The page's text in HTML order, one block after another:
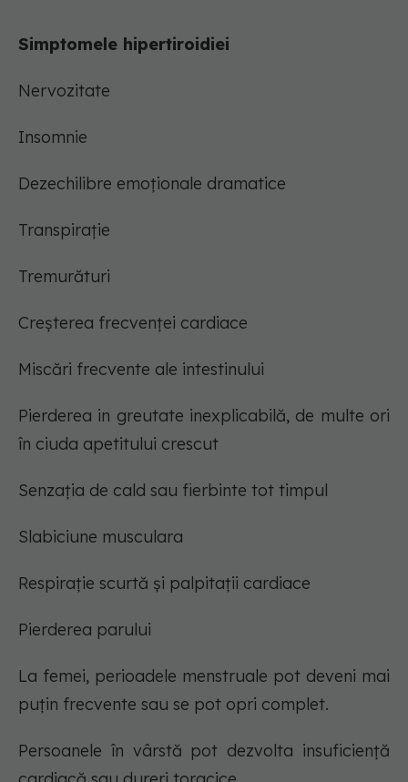
Simptomele hipertiroidiei
Nervozitate
Insomnie
Dezechilibre emoționale dramatice
Transpiraţie
Tremurături
Creșterea frecvenței cardiace
Miscări frecvente ale intestinului
Pierderea in greutate inexplicabilă, de multe ori
în ciuda apetitului crescut
Senzația de cald sau fierbinte tot timpul
Slabiciune musculara
Respirație scurtă și palpitații cardiace
Pierderea parului
La femei, perioadele menstruale pot deveni mai
puțin frecvente sau se pot opri complet.
Persoanele în vârstă pot dezvolta insuficiență